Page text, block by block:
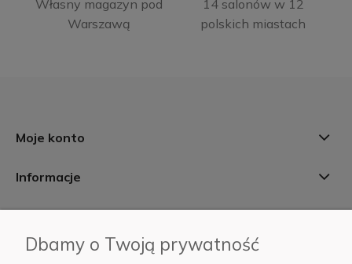
Własny magazyn pod
Warszawą
14 salonów w 12
polskich miastach
Moje konto
Informacje
AB Foto
Dbamy o Twoją prywatność